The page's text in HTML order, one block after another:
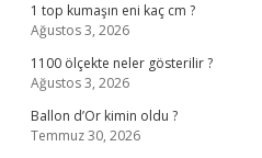
1 top kumaşın eni kaç cm ?
Ağustos 3, 2026
1100 ölçekte neler gösterilir ?
Ağustos 3, 2026
Ballon d’Or kimin oldu ?
Temmuz 30, 2026